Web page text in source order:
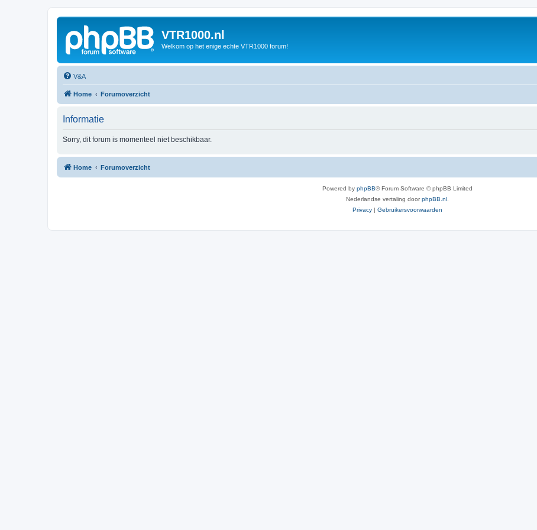
VTR1000.nl
Welkom op het enige echte VTR1000 forum!
V&A
Home Forumoverzicht
Informatie
Sorry, dit forum is momenteel niet beschikbaar.
Home Forumoverzicht
Powered by phpBB® Forum Software © phpBB Limited
Nederlandse vertaling doorphpBB.nl
Privacy | Gebruikersvoorwaarden